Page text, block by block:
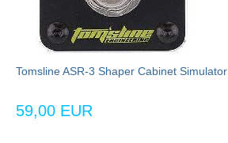
Tomsline ASR-3 Shaper Cabinet Simulator
59,00 EUR